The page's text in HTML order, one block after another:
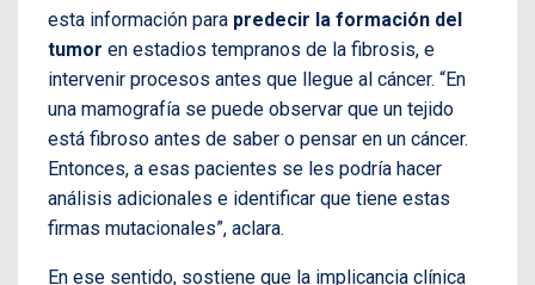
esta información para predecir la formación del
tumor en estadios tempranos de la fibrosis, e
intervenir procesos antes que llegue al cáncer. “En
una mamografía se puede observar que un tejido
está fibroso antes de saber o pensar en un cáncer.
Entonces, a esas pacientes se les podría hacer
análisis adicionales e identificar que tiene estas
firmas mutacionales”, aclara.
En ese sentido, sostiene que la implicancia clínica